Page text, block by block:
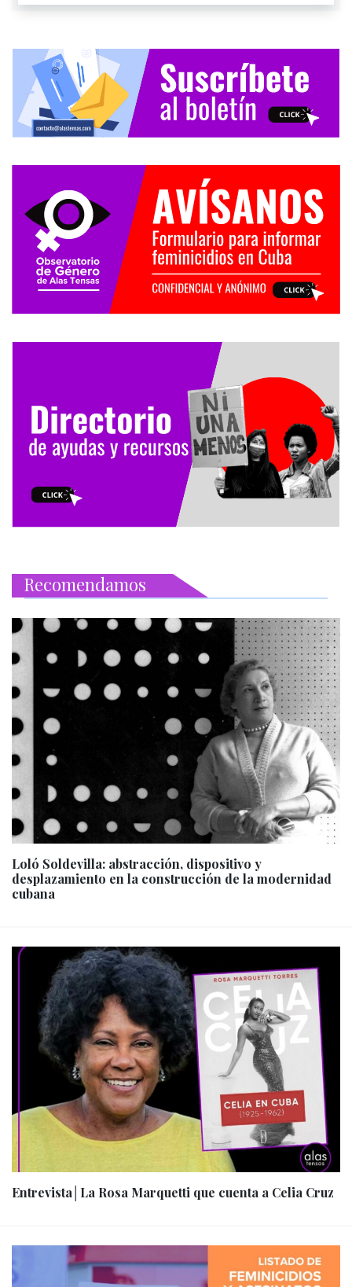
Recomendamos
Loló Soldevilla: abstracción, dispositivo y
desplazamiento en la construcción de la modernidad
cubana
Entrevista│La Rosa Marquetti que cuenta a Celia Cruz